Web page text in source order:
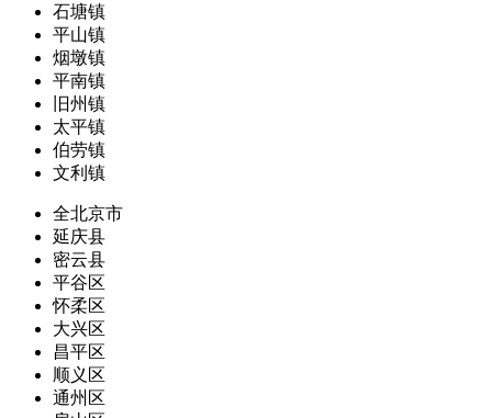
石塘镇
平山镇
烟墩镇
平南镇
旧州镇
太平镇
伯劳镇
文利镇
全北京市
延庆县
密云县
平谷区
怀柔区
大兴区
昌平区
顺义区
通州区